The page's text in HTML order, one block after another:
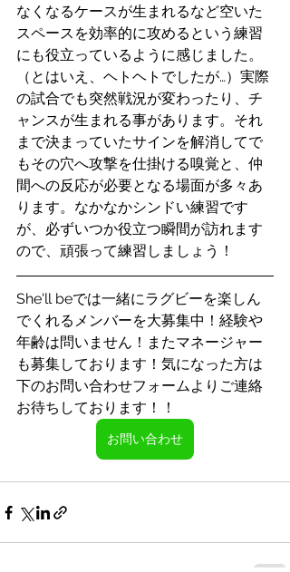
なくなるケースが生まれるなど空いた
スペースを効率的に攻めるという練習
にも役立っているように感じました。
（とはいえ、ヘトヘトでしたが…）実際
の試合でも突然戦況が変わったり、チ
ャンスが生まれる事があります。それ
まで決まっていたサインを解消してで
もその穴へ攻撃を仕掛ける嗅覚と、仲
間への反応が必要となる場面が多々あ
ります。なかなかシンドい練習です
が、必ずいつか役立つ瞬間が訪れます
ので、頑張って練習しましょう！
She'll beでは一緒にラグビーを楽しん
でくれるメンバーを大募集中！経験や
年齢は問いません！またマネージャー
も募集しております！気になった方は
下のお問い合わせフォームよりご連絡
お待ちしております！！
お問い合わせ